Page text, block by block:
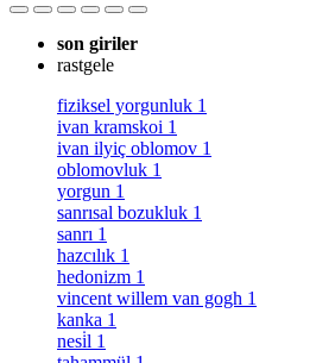
son giriler
rastgele
fiziksel yorgunluk 1
ivan kramskoi 1
ivan ilyiç oblomov 1
oblomovluk 1
yorgun 1
sanrısal bozukluk 1
sanrı 1
hazcılık 1
hedonizm 1
vincent willem van gogh 1
kanka 1
nesi̇l 1